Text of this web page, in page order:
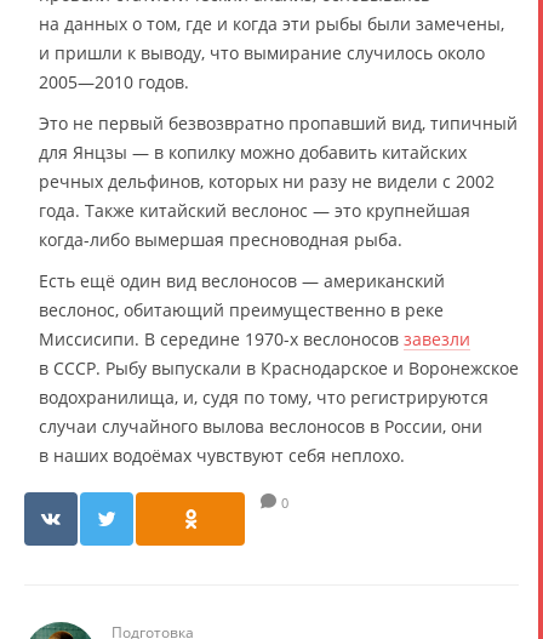
на данных о том, где и когда эти рыбы были замечены,
и пришли к выводу, что вымирание случилось около
2005—2010 годов.
Это не первый безвозвратно пропавший вид, типичный
для Янцзы — в копилку можно добавить китайских
речных дельфинов, которых ни разу не видели с 2002
года. Также китайский веслонос — это крупнейшая
когда-либо вымершая пресноводная рыба.
Есть ещё один вид веслоносов — американский
веслонос, обитающий преимущественно в реке
Миссисипи. В середине 1970-х веслоносов завезли
в СССР. Рыбу выпускали в Краснодарское и Воронежское
водохранилища, и, судя по тому, что регистрируются
случаи случайного вылова веслоносов в России, они
в наших водоёмах чувствуют себя неплохо.
0
Подготовка